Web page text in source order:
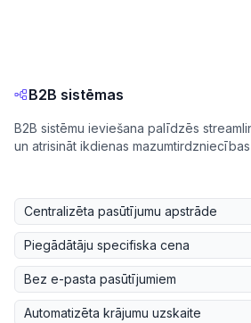
B2B sistēmas
B2B sistēmu ieviešana palīdzēs
un atrisināt ikdienas
Centralizēta pasūtījumu apstrāde
Piegādātāju specifiska cena
Bez e-pasta pasūtījumiem
Automatizēta krājumu uzskaite